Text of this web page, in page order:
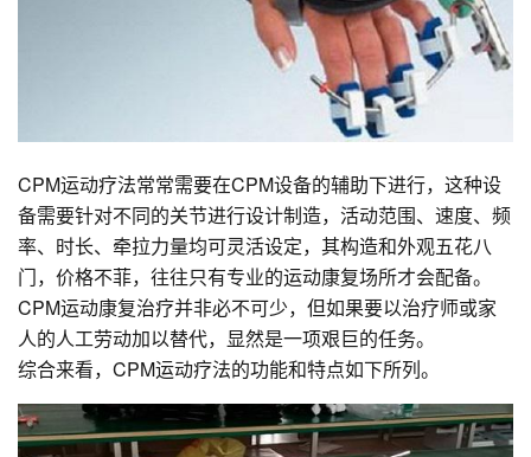
CPM运动疗法常常需要在CPM设备的辅助下进行，这种设
备需要针对不同的关节进行设计制造，活动范围、速度、频
率、时长、牵拉力量均可灵活设定，其构造和外观五花八
门，价格不菲，往往只有专业的运动康复场所才会配备。
CPM运动康复治疗并非必不可少，但如果要以治疗师或家
人的人工劳动加以替代，显然是一项艰巨的任务。
综合来看，CPM运动疗法的功能和特点如下所列。